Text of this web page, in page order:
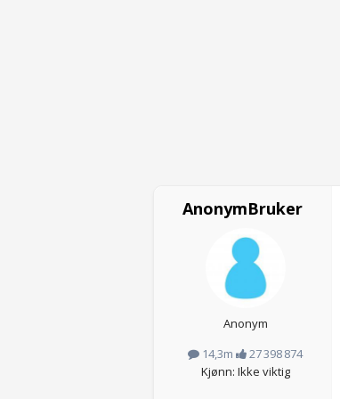
AnonymBruker
Anonym
14,3m
27 398 874
Kjønn: Ikke viktig